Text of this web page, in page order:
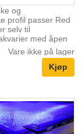
og
profil passer Red
selv til
med åpen
Vare ikke på lager